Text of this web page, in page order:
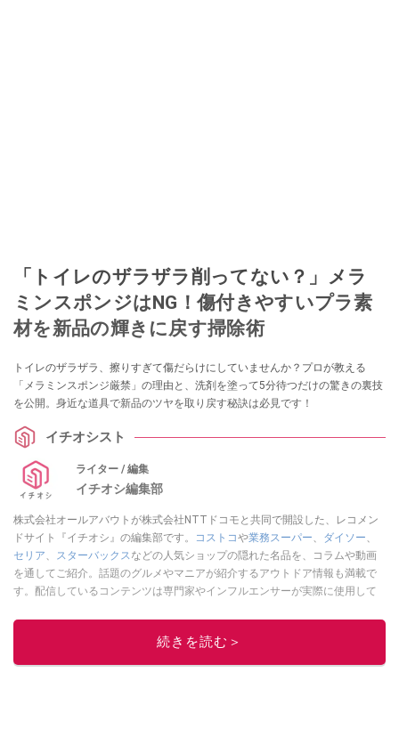
「トイレのザラザラ削ってない？」メラ
ミンスポンジはNG！傷付きやすいプラ素
材を新品の輝きに戻す掃除術
トイレのザラザラ、擦りすぎて傷だらけにしていませんか？プロが教える
「メラミンスポンジ厳禁」の理由と、洗剤を塗って5分待つだけの驚きの裏技
を公開。身近な道具で新品のツヤを取り戻す秘訣は必見です！
イチオシスト
ライター / 編集
イチオシ編集部
株式会社オールアバウトが株式会社NTTドコモと共同で開設した、レコメン
ドサイト『イチオシ』の編集部です。
コストコや業務スーパー、 ダイソー、
セリア、 スターバックスなどの人気ショップの隠れた名品を、コラムや動画
を通してご紹介。話題のグルメやマニアが紹介するアウトドア情報も満載で
す。配信しているコンテンツは専門家やインフルエンサーが実際に使用して
ニュースでフォロー
続きを読む＞